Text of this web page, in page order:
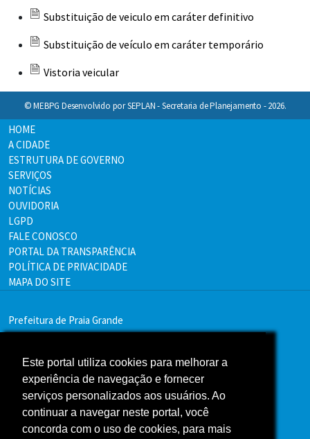
Este portal utiliza cookies para melhorar a
experiência de navegação e fornecer
serviços personalizados aos usuários. Ao
continuar a navegar neste portal, você
concorda com o uso de cookies, para mais
Substituição de veiculo em caráter definitivo
Substituição de veículo em caráter temporário
Vistoria veicular
© MEBPG Desenvolvido por SEPLAN - Secretaria de Planejamento - 2026.
HOME
A CIDADE
ESTRUTURA DE GOVERNO
SERVIÇOS
NOTÍCIAS
OUVIDORIA
LGPD
FALE CONOSCO
PORTAL DA TRANSPARÊNCIA
POLÍTICA DE PRIVACIDADE
MAPA DO SITE
Prefeitura de Praia Grande
Av. Pres. Kennedy, 9000 - Mirim, Praia Grande - SP
11705-000
Telefone:(13) 3496-2000
Atendimento: segunda a sexta - das 9h às 16h